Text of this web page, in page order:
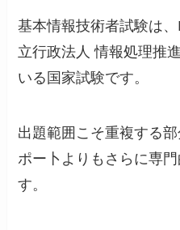
基本情報技術者試験は
立行政法人 情報処理推
いる国家試験です。
出題範囲こそ重複する
ポー卜よりもさらに専
す。